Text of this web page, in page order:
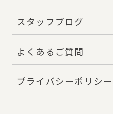
スタッフブログ
よくあるご質問
プライバシーポリシー